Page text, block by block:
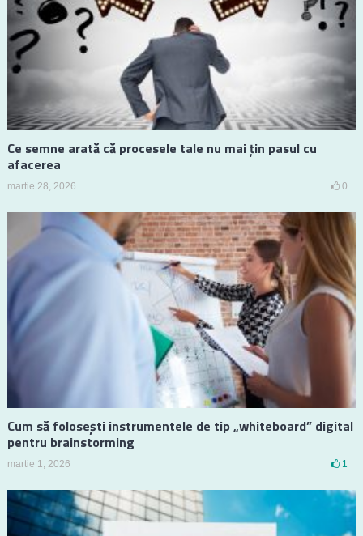
Ce semne arată că procesele tale nu mai țin pasul cu
afacerea
martie 28, 2026 0
Cum să folosești instrumentele de tip „whiteboard” digital
pentru brainstorming
martie 1, 2026 1